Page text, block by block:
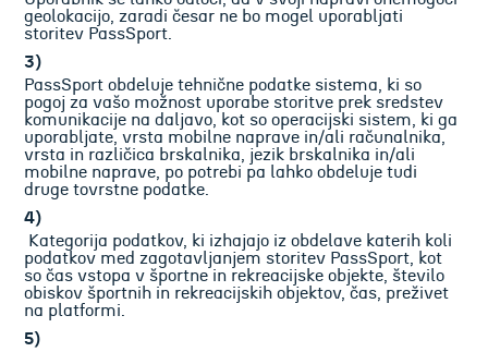
geolokacijo, zaradi česar ne bo mogel uporabljati
storitev PassSport.
3)
PassSport obdeluje tehnične podatke sistema, ki so
pogoj za vašo možnost uporabe storitve prek sredstev
komunikacije na daljavo, kot so operacijski sistem, ki ga
uporabljate, vrsta mobilne naprave in/ali računalnika,
vrsta in različica brskalnika, jezik brskalnika in/ali
mobilne naprave, po potrebi pa lahko obdeluje tudi
druge tovrstne podatke.
4)
Kategorija podatkov, ki izhajajo iz obdelave katerih koli
podatkov med zagotavljanjem storitev PassSport, kot
so čas vstopa v športne in rekreacijske objekte, število
obiskov športnih in rekreacijskih objektov, čas, preživet
na platformi.
5)